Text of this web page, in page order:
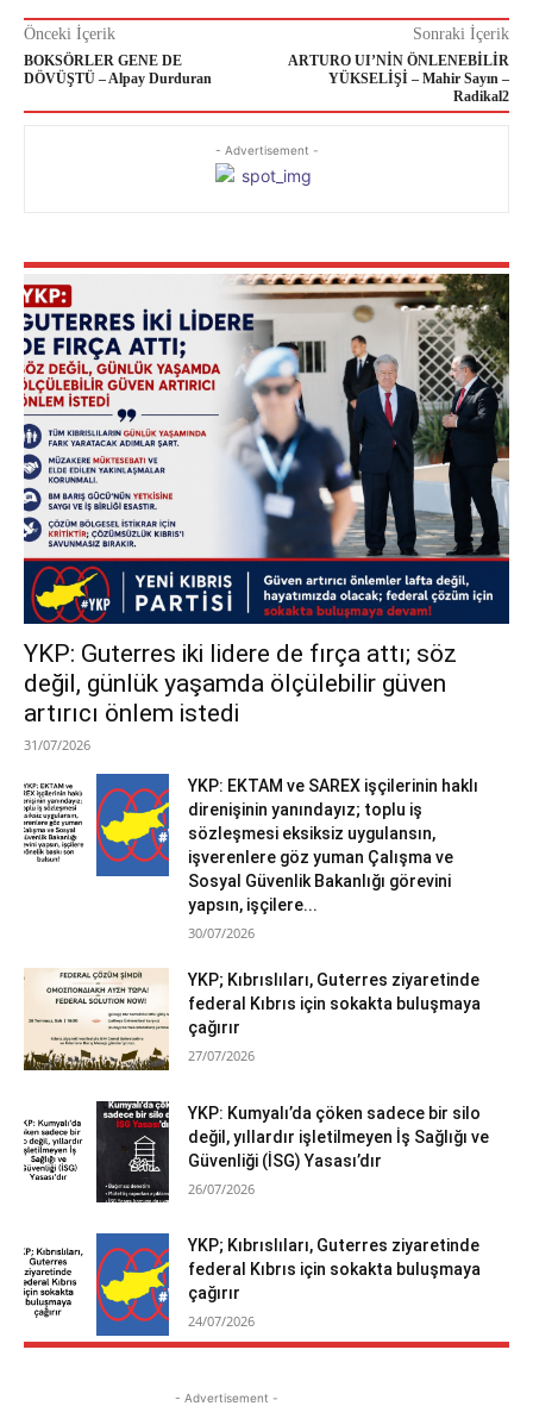
Önceki İçerik
BOKSÖRLER GENE DE
DÖVÜŞTÜ – Alpay Durduran
Sonraki İçerik
ARTURO UI’NİN ÖNLENEBİLİR
YÜKSELİŞİ – Mahir Sayın –
Radikal2
- Advertisement -
YKP: Guterres iki lidere de fırça attı; söz
değil, günlük yaşamda ölçülebilir güven
artırıcı önlem istedi
31/07/2026
YKP: EKTAM ve SAREX işçilerinin haklı
direnişinin yanındayız; toplu iş
sözleşmesi eksiksiz uygulansın,
işverenlere göz yuman Çalışma ve
Sosyal Güvenlik Bakanlığı görevini
yapsın, işçilere...
30/07/2026
YKP; Kıbrıslıları, Guterres ziyaretinde
federal Kıbrıs için sokakta buluşmaya
çağırır
27/07/2026
YKP: Kumyalı’da çöken sadece bir silo
değil, yıllardır işletilmeyen İş Sağlığı ve
Güvenliği (İSG) Yasası’dır
26/07/2026
YKP; Kıbrıslıları, Guterres ziyaretinde
federal Kıbrıs için sokakta buluşmaya
çağırır
24/07/2026
- Advertisement -